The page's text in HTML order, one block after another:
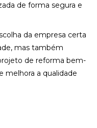
de forma segura e
da empresa certa
mas também
de reforma bem-
melhora a qualidade